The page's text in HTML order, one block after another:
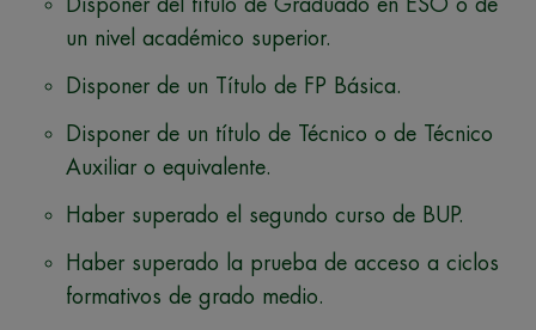
Disponer del título de Graduado en ESO o de
un nivel académico superior.
Disponer de un Título de FP Básica.
Disponer de un título de Técnico o de Técnico
Auxiliar o equivalente.
Haber superado el segundo curso de BUP.
Haber superado la prueba de acceso a ciclos
formativos de grado medio.